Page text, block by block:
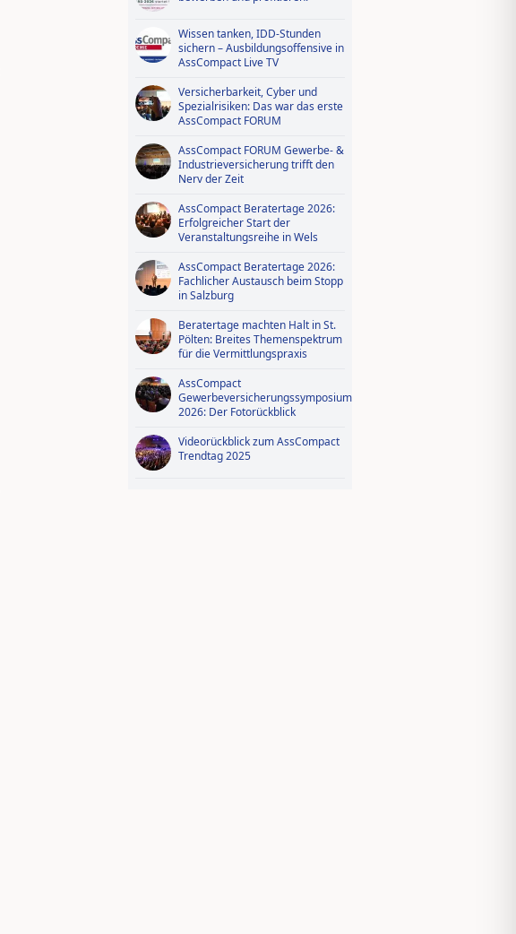
Wissen tanken, IDD-Stunden
sichern – Ausbildungsoffensive in
AssCompact Live TV
Versicherbarkeit, Cyber und
Spezialrisiken: Das war das erste
AssCompact FORUM
AssCompact FORUM Gewerbe- &
Industrieversicherung trifft den
Nerv der Zeit
AssCompact Beratertage 2026:
Erfolgreicher Start der
Veranstaltungsreihe in Wels
AssCompact Beratertage 2026:
Fachlicher Austausch beim Stopp
in Salzburg
Beratertage machten Halt in St.
Pölten: Breites Themenspektrum
für die Vermittlungspraxis
AssCompact
Gewerbeversicherungssymposium
2026: Der Fotorückblick
Videorückblick zum AssCompact
Trendtag 2025